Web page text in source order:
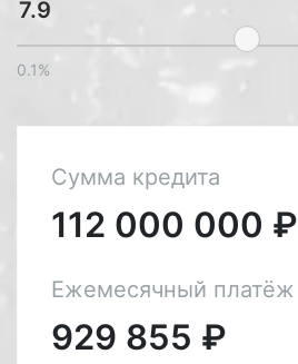
0.1%
Сумма кредита
112 000 000 ₽
Ежемесячный платёж
929 855 ₽